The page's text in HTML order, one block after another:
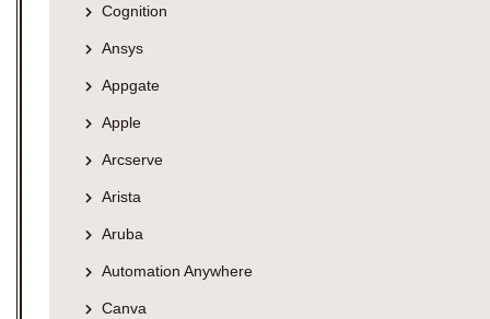
Cognition
Ansys
Appgate
Apple
Arcserve
Arista
Aruba
Automation Anywhere
Canva